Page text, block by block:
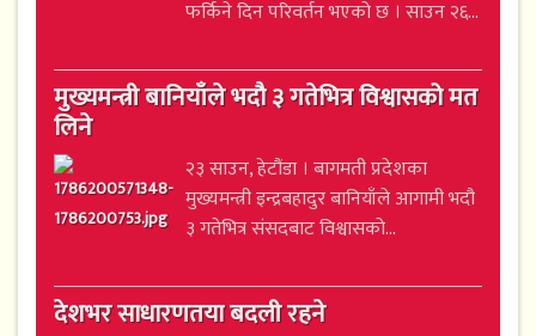
फर्किने दिन परिवर्तन भएको छ । साउन २६...
मुख्यमन्त्री बानियाँले भदौ ३ गतेभित्र विश्वासको मत
लिने
२३ साउन, हेटौंडा । बागमती प्रदेशका
मुख्यमन्त्री इन्द्रबहादुर बानियाँले आगामी भदौ
३ गतेभित्र संसदबाट विश्वासको...
देशभर साधारणतया बदली रहने